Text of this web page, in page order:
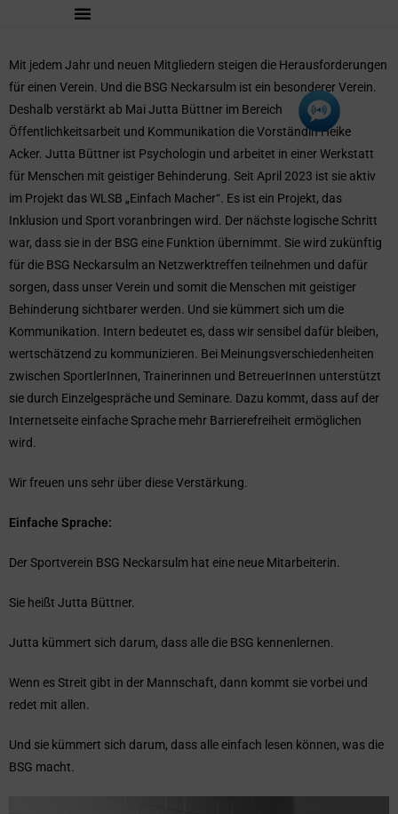
Mit jedem Jahr und neuen Mitgliedern steigen die Herausforderungen
für einen Verein. Und die BSG Neckarsulm ist ein besonderer Verein.
Deshalb verstärkt ab Mai Jutta Büttner im Bereich
Öffentlichkeitsarbeit und Kommunikation die Vorständin Heike
Acker. Jutta Büttner ist Psychologin und arbeitet in einer Werkstatt
für Menschen mit geistiger Behinderung. Seit April 2023 ist sie aktiv
im Projekt das WLSB „Einfach Macher“. Es ist ein Projekt, das
Inklusion und Sport voranbringen wird. Der nächste logische Schritt
war, dass sie in der BSG eine Funktion übernimmt. Sie wird zukünftig
für die BSG Neckarsulm an Netzwerktreffen teilnehmen und dafür
sorgen, dass unser Verein und somit die Menschen mit geistiger
Behinderung sichtbarer werden. Und sie kümmert sich um die
Kommunikation. Intern bedeutet es, dass wir sensibel dafür bleiben,
wertschätzend zu kommunizieren. Bei Meinungsverschiedenheiten
zwischen SportlerInnen, Trainerinnen und BetreuerInnen unterstützt
sie durch Einzelgespräche und Seminare. Dazu kommt, dass auf der
Internetseite einfache Sprache mehr Barrierefreiheit ermöglichen
wird.
Wir freuen uns sehr über diese Verstärkung.
Einfache Sprache:
Der Sportverein BSG Neckarsulm hat eine neue Mitarbeiterin.
Sie heißt Jutta Büttner.
Jutta kümmert sich darum, dass alle die BSG kennenlernen.
Wenn es Streit gibt in der Mannschaft, dann kommt sie vorbei und
redet mit allen.
Und sie kümmert sich darum, dass alle einfach lesen können, was die
BSG macht.